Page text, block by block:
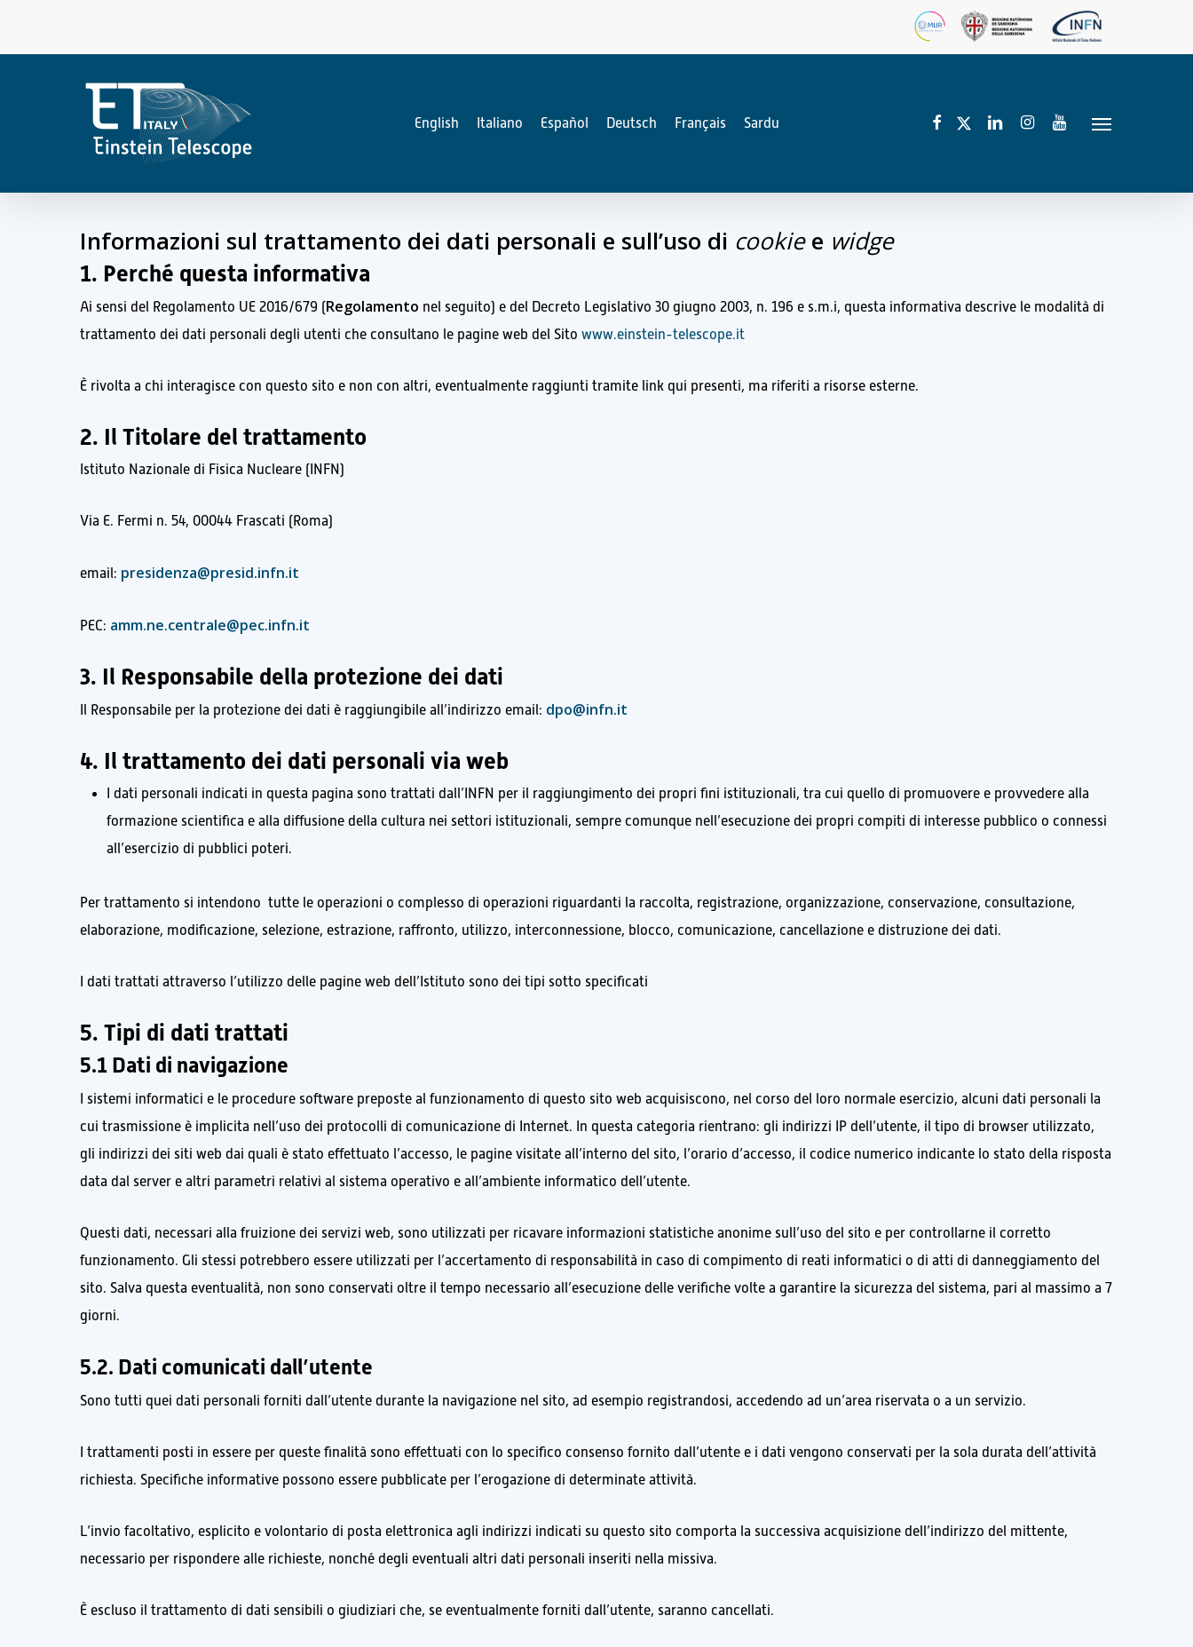
English
Italiano Español Deutsch Français Sardu facebooktwitterlinkedininstagramyoutubeMenu
Informazioni sul trattamento dei dati personali e sull’uso di cookiee widge
1. Perché questa informativa
Ai sensi del Regolamento UE 2016/679 (Regolamento nel seguito) e del Decreto Legislativo 30 giugno 2003, n. 196 e s.m.i, questa informativa descrive le modalità di
trattamento dei dati personali degli utenti che consultano le pagine web del Sitowww.einstein-telescope.it
È rivolta a chi interagisce con questo sito e non con altri, eventualmente raggiunti tramite link qui presenti, ma riferiti a risorse esterne.
2. Il Titolare del trattamento
Istituto Nazionale di Fisica Nucleare (INFN)
Via E. Fermi n. 54, 00044 Frascati (Roma)
email: presidenza@presid.infn.it
PEC: amm.ne.centrale@pec.infn.it
3. Il Responsabile della protezione dei dati
Il Responsabile per la protezione dei dati è raggiungibile all’indirizzo email: dpo@infn.it
4. Il trattamento dei dati personali via web
I dati personali indicati in questa pagina sono trattati dall’INFN per il raggiungimento dei propri fini istituzionali, tra cui quello di promuovere e provvedere alla
formazione scientifica e alla diffusione della cultura nei settori istituzionali, sempre comunque nell’esecuzione dei propri compiti di interesse pubblico o connessi
all’esercizio di pubblici poteri.
Per trattamento si intendono tutte le operazioni o complesso di operazioni riguardanti la raccolta, registrazione, organizzazione, conservazione, consultazione,
elaborazione, modificazione, selezione, estrazione, raffronto, utilizzo, interconnessione, blocco, comunicazione, cancellazione e distruzione dei dati.
I dati trattati attraverso l’utilizzo delle pagine web dell’Istituto sono dei tipi sotto specificati
5. Tipi di dati trattati
5.1 Dati di navigazione
I sistemi informatici e le procedure software preposte al funzionamento di questo sito web acquisiscono, nel corso del loro normale esercizio, alcuni dati personali la
cui trasmissione è implicita nell’uso dei protocolli di comunicazione di Internet. In questa categoria rientrano: gli indirizzi IP dell’utente, il tipo di browser utilizzato,
gli indirizzi dei siti web dai quali è stato effettuato l’accesso, le pagine visitate all’interno del sito, l’orario d’accesso, il codice numerico indicante lo stato della risposta
data dal server e altri parametri relativi al sistema operativo e all’ambiente informatico dell’utente.
Questi dati, necessari alla fruizione dei servizi web, sono utilizzati per ricavare informazioni statistiche anonime sull’uso del sito e per controllarne il corretto
funzionamento. Gli stessi potrebbero essere utilizzati per l’accertamento di responsabilità in caso di compimento di reati informatici o di atti di danneggiamento del
sito. Salva questa eventualità, non sono conservati oltre il tempo necessario all’esecuzione delle verifiche volte a garantire la sicurezza del sistema, pari al massimo a 7
giorni.
5.2. Dati comunicati dall’utente
Sono tutti quei dati personali forniti dall’utente durante la navigazione nel sito, ad esempio registrandosi, accedendo ad un’area riservata o a un servizio.
I trattamenti posti in essere per queste finalità sono effettuati con lo specifico consenso fornito dall’utente e i dati vengono conservati per la sola durata dell’attività
richiesta. Specifiche informative possono essere pubblicate per l’erogazione di determinate attività.
L’invio facoltativo, esplicito e volontario di posta elettronica agli indirizzi indicati su questo sito comporta la successiva acquisizione dell’indirizzo del mittente,
necessario per rispondere alle richieste, nonché degli eventuali altri dati personali inseriti nella missiva.
È escluso il trattamento di dati sensibili o giudiziari che, se eventualmente forniti dall’utente, saranno cancellati.